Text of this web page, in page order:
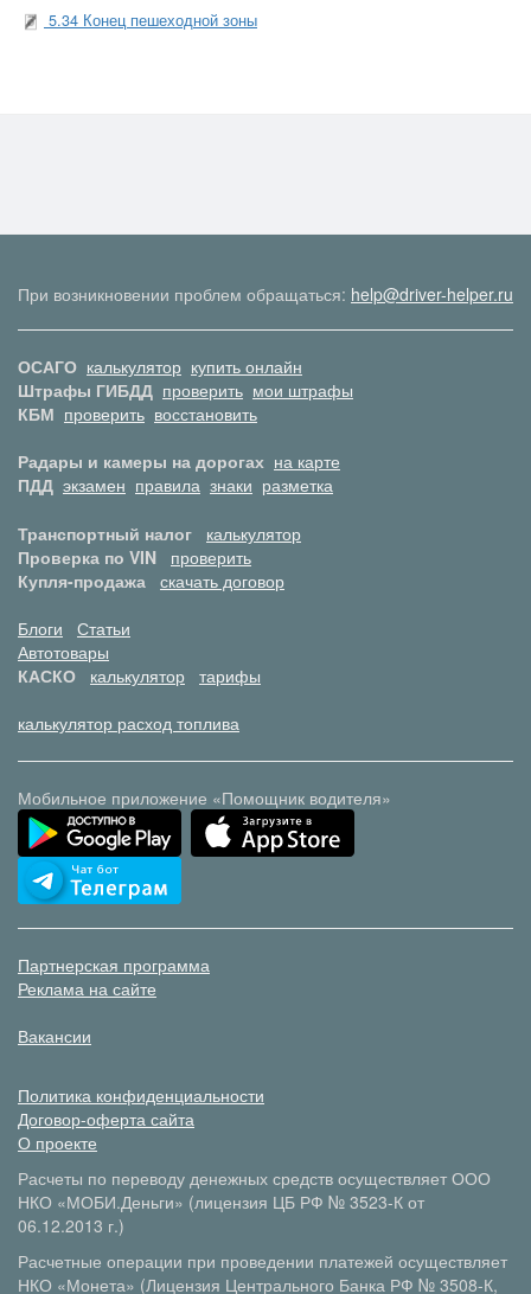
5.34 Конец пешеходной зоны
При возникновении проблем обращаться: help@driver-helper.ru
ОСАГО калькулятор купить онлайн
Штрафы ГИБДД проверить мои штрафы
КБМ проверить восстановить
Радары и камеры на дорогах на карте
ПДД экзамен правила знаки разметка
Транспортный налог
калькулятор
Проверка по VIN
проверить
Купля-продажа скачать договор
Блоги
Статьи
Автотовары
КАСКО
калькулятор тарифы
калькулятор расход топлива
Мобильное приложение «Помощник водителя»
Партнерская программа
Реклама на сайте
Вакансии
Политика конфиденциальности
Договор-оферта сайта
О проекте
Расчеты по переводу денежных средств осуществляет ООО
НКО «МОБИ.Деньги» (лицензия ЦБ РФ № 3523-К от
06.12.2013 г.)
Расчетные операции при проведении платежей осуществляет
НКО «Монета» (Лицензия Центрального Банка РФ № 3508-К,